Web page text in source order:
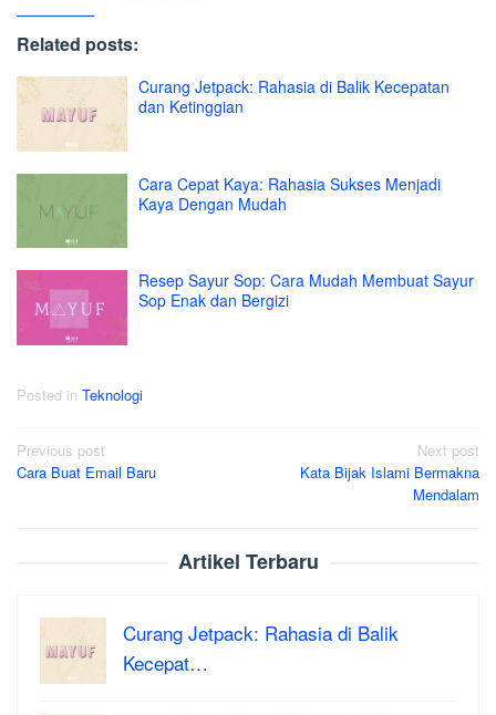
Related posts:
Curang Jetpack: Rahasia di Balik Kecepatan
dan Ketinggian
Cara Cepat Kaya: Rahasia Sukses Menjadi
Kaya Dengan Mudah
Resep Sayur Sop: Cara Mudah Membuat Sayur
Sop Enak dan Bergizi
Posted in Teknologi
Post
navigation
Previous post
Cara Buat Email Baru
Next post
Kata Bijak Islami Bermakna
Mendalam
Artikel Terbaru
Curang Jetpack: Rahasia di Balik
Kecepat…